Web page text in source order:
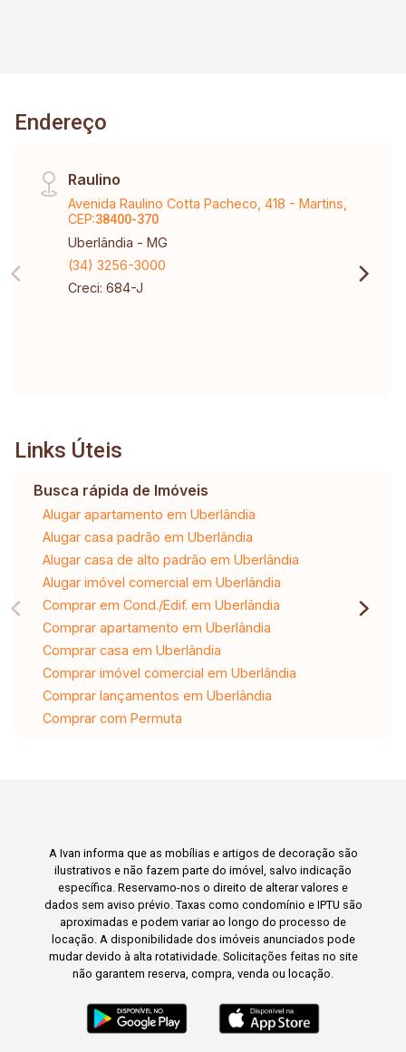
Endereço
Raulino
Avenida Raulino Cotta Pacheco, 418 - Martins,
CEP:38400-370
Uberlândia - MG
(34) 3256-3000
Creci: 684-J
Links Úteis
Busca rápida de Imóveis
Alugar apartamento em Uberlândia
Alugar casa padrão em Uberlândia
Alugar casa de alto padrão em Uberlândia
Alugar imóvel comercial em Uberlândia
Comprar em Cond./Edif. em Uberlândia
Comprar apartamento em Uberlândia
Comprar casa em Uberlândia
Comprar imóvel comercial em Uberlândia
Comprar lançamentos em Uberlândia
Comprar com Permuta
A Ivan informa que as mobílias e artigos de decoração são
ilustrativos e não fazem parte do imóvel, salvo indicação
específica. Reservamo-nos o direito de alterar valores e
dados sem aviso prévio. Taxas como condomínio e IPTU são
aproximadas e podem variar ao longo do processo de
locação. A disponibilidade dos imóveis anunciados pode
mudar devido à alta rotatividade. Solicitações feitas no site
não garantem reserva, compra, venda ou locação.